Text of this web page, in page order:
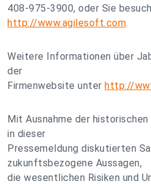
408-975-3900, oder Sie
http://www.agilesoft.com.
Weitere Informationen über
der
Firmenwebsite unter http://
Mit Ausnahme der
in dieser
Pressemeldung diskutierten
zukunftsbezogene Aussagen,
die wesentlichen Risiken und